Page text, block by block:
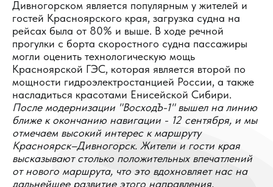
Дивногорском является популярным у жителей и
гостей Красноярского края, загрузка судна на
рейсах была от 80% и выше. В ходе речной
прогулки с борта скоростного судна пассажиры
могли оценить технологическую мощь
Красноярской ГЭС, которая является второй по
мощности гидроэлектростанцией России, а также
насладиться красотами Енисейской Сибири.
После модернизации "ВосходЪ-1" вышел на линию
ближе к окончанию навигации - 12 сентября, и мы
отмечаем высокий интерес к маршруту
Красноярск–Дивногорск. Жители и гости края
высказывают столько положительных впечатлений
от нового маршрута, что это вдохновляет нас на
дальнейшее развитие этого направления.